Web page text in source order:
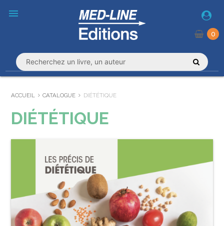
menu
0
ACCUEIL CATALOGUE DIÉTÉTIQUE
DIÉTÉTIQUE